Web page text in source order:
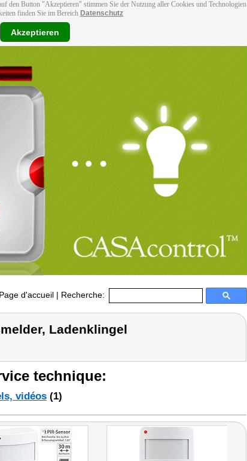
den Button "Akzeptieren" stimmen Sie der Nutzung aller Cookies und Technologien
finden Sie im Bereich Datenschutz
Akzeptieren
Page d'accueil | Recherche:
Ladenklingel
technique:
vidéos (1)